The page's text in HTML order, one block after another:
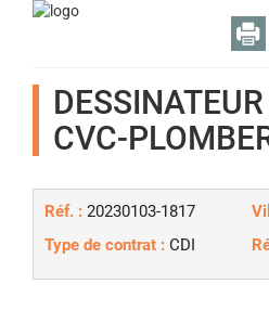
CVC-
Réf. : 20230103-1817
Type de contrat : CDI